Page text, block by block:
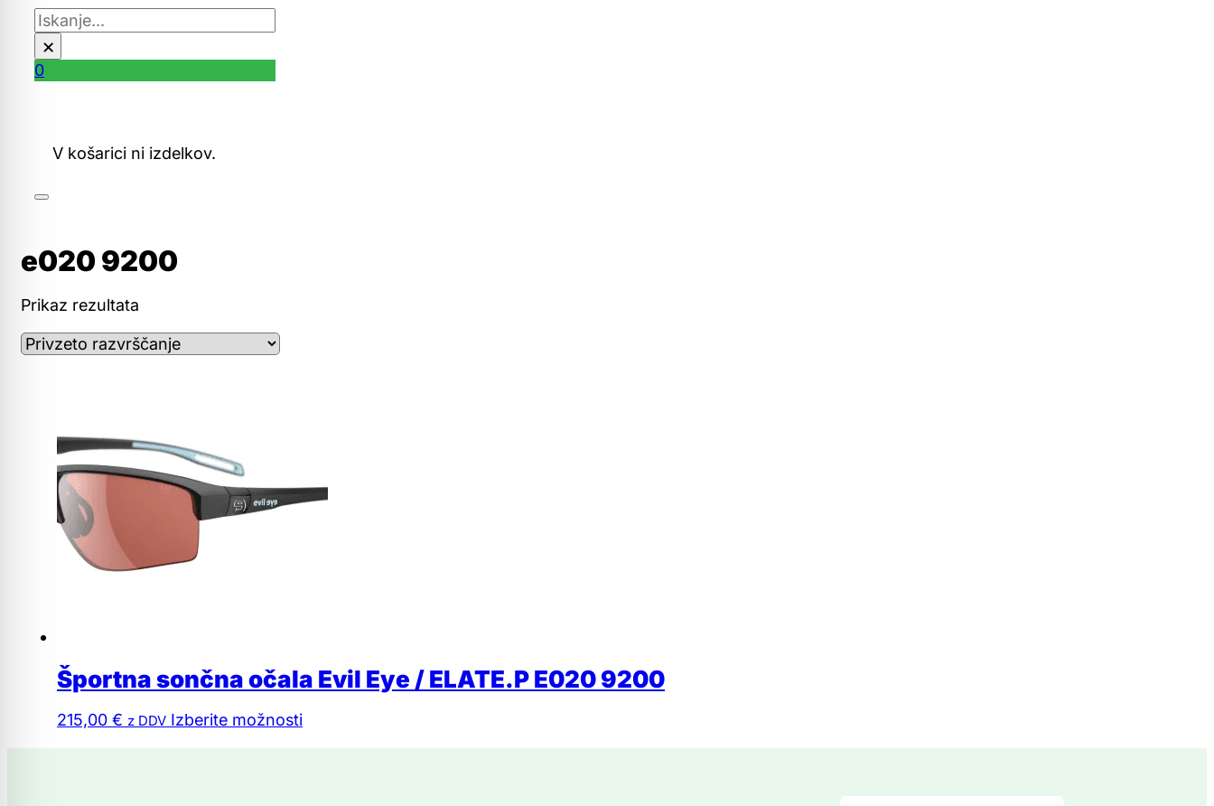
Išči
×
0
V košarici ni izdelkov.
e020 9200
Prikaz rezultata
Športna sončna očala Evil Eye / ELATE.P E020 9200
215,00 € z DDV Izberite možnostiTa